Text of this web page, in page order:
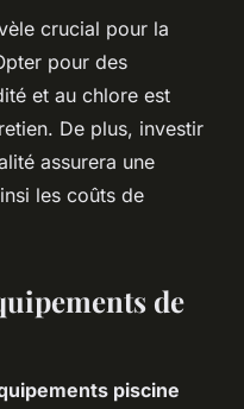
crucial pour la
pour des
et au chlore est
De plus, investir
assurera une
les coûts de
de
piscine